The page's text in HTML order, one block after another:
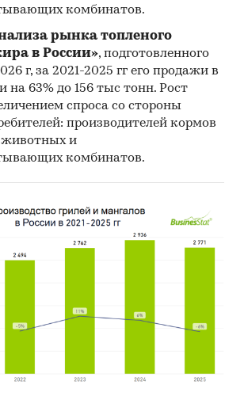
комбинатов.
рынка топленого
в России», подготовленного
г, за 2021-2025 гг его продажи в
на 63% до 156 тыс тонн. Рост
спроса со стороны
производителей кормов
и
комбинатов.